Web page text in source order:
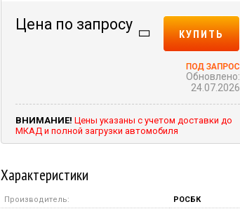
Цена по запросу
КУПИТЬ
Обновлено:
24.07.2026
ВНИМАНИЕ! Цены указаны с учетом доставки до
МКАД и полной загрузки автомобиля
Характеристики
Производитель:
РОСБК